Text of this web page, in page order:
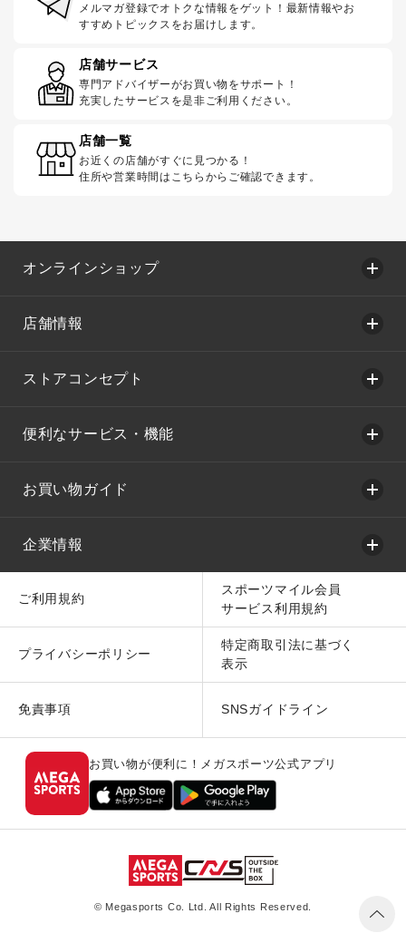
メルマガ登録でオトクな情報をゲット！最新情報やお
すすめトピックスをお届けします。
店舗サービス
専門アドバイザーがお買い物をサポート！
充実したサービスを是非ご利用ください。
店舗一覧
お近くの店舗がすぐに見つかる！
住所や営業時間はこちらからご確認できます。
オンラインショップ
店舗情報
ストアコンセプト
便利なサービス・機能
お買い物ガイド
企業情報
ご利用規約
スポーツマイル会員
サービス利用規約
プライバシーポリシー
特定商取引法に基づく
表示
免責事項 SNSガイドライン
お買い物が便利に！メガスポーツ公式アプリ
© Megasports Co. Ltd. All Rights Reserved.